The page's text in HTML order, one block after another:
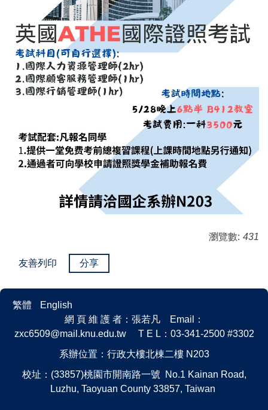
瀏覽數: 431
友善列印 分享
繁體
English
網 頁 維 護 者：張若凡 Email：
zxc6509@mail.knu.edu.tw T E L：03-341-2500 #3302
系辦位置：行政大樓北棟二樓 N203
校址：(33857)桃園市開南路一號 No.1 Kainan Road,
Luzhu, Taoyuan County 33857, Taiwan